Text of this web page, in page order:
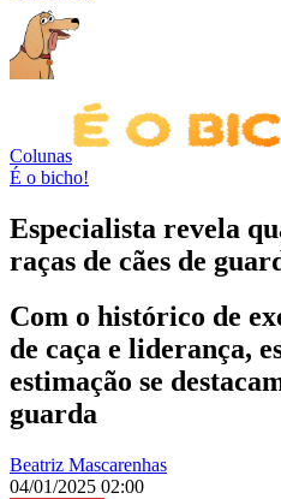
Colunas
É o bicho!
Especialista revela
raças de cães de
Com o histórico de
de caça e liderança,
estimação se
guarda
Beatriz Mascarenhas
04/01/2025 02:00